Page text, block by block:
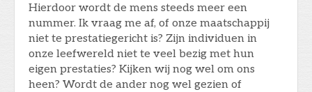
Hierdoor wordt de mens steeds meer een
nummer. Ik vraag me af, of onze maatschappij
niet te prestatiegericht is? Zijn individuen in
onze leefwereld niet te veel bezig met hun
eigen prestaties? Kijken wij nog wel om ons
heen? Wordt de ander nog wel gezien of